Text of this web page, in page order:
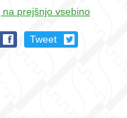
na prejšnjo vsebino
Tweet